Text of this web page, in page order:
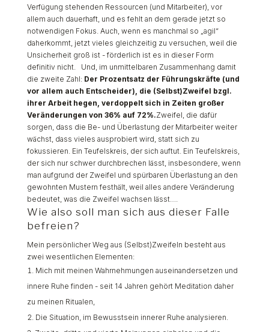
Verfügung stehenden Ressourcen (und Mitarbeiter), vor
allem auch dauerhaft, und es fehlt an dem gerade jetzt so
notwendigen Fokus. Auch, wenn es manchmal so „agil“
daherkommt, jetzt vieles gleichzeitig zu versuchen, weil die
Unsicherheit groß ist - förderlich ist es in dieser Form
definitiv nicht. Und, im unmittelbaren Zusammenhang damit
die zweite Zahl: Der Prozentsatz der Führungskräfte (und
vor allem auch Entscheider), die (Selbst)Zweifel bzgl.
ihrer Arbeit hegen, verdoppelt sich in Zeiten großer
Veränderungen von 36% auf 72%.Zweifel, die dafür
sorgen, dass die Be- und Überlastung der Mitarbeiter weiter
wächst, dass vieles ausprobiert wird, statt sich zu
fokussieren. Ein Teufelskreis, der sich auftut. Ein Teufelskreis,
der sich nur schwer durchbrechen lässt, insbesondere, wenn
man aufgrund der Zweifel und spürbaren Überlastung an den
gewohnten Mustern festhält, weil alles andere Veränderung
bedeutet, was die Zweifel wachsen lässt….
Wie also soll man sich aus dieser Falle
befreien?
Mein persönlicher Weg aus (Selbst)Zweifeln besteht aus
zwei wesentlichen Elementen:
Mich mit meinen Wahrnehmungen auseinandersetzen und
innere Ruhe finden - seit 14 Jahren gehört Meditation daher
zu meinen Ritualen,
Die Situation, im Bewusstsein innerer Ruhe analysieren.